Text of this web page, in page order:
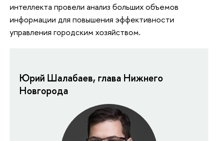
интеллекта провели анализ больших объемов
информации для повышения эффективности
управления городским хозяйством.
Юрий Шалабаев, глава Нижнего
Новгорода